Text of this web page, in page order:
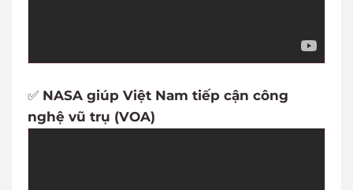
✅ NASA giúp Việt Nam tiếp cận công
nghệ vũ trụ (VOA)